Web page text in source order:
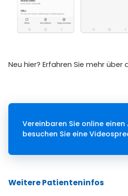
Neu hier? Erfahren Sie mehr über
Vereinbaren Sie online
besuchen Sie eine
Weitere Patienteninfos